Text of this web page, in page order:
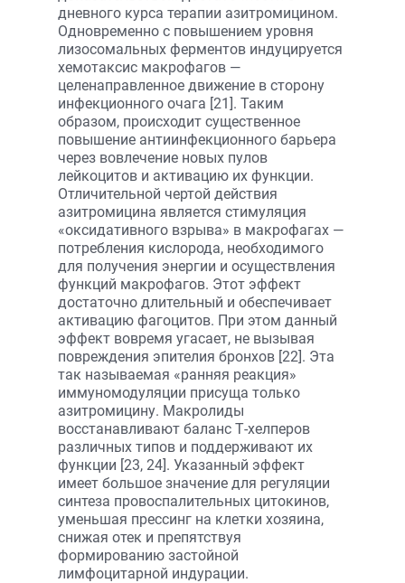
дневного курса терапии азитромицином.
Одновременно с повышением уровня
лизосомальных ферментов индуцируется
хемотаксис макрофагов —
целенаправленное движение в сторону
инфекционного очага [21]. Таким
образом, происходит существенное
повышение антиинфекционного барьера
через вовлечение новых пулов
лейкоцитов и активацию их функции.
Отличительной чертой действия
азитромицина является стимуляция
«оксидативного взрыва» в макрофагах —
потребления кислорода, необходимого
для получения энергии и осуществления
функций макрофагов. Этот эффект
достаточно длительный и обеспечивает
активацию фагоцитов. При этом данный
эффект вовремя угасает, не вызывая
повреждения эпителия бронхов [22]. Эта
так называемая «ранняя реакция»
иммуномодуляции присуща только
азитромицину. Макролиды
восстанавливают баланс Т-хелперов
различных типов и поддерживают их
функции [23, 24]. Указанный эффект
имеет большое значение для регуляции
синтеза провоспалительных цитокинов,
уменьшая прессинг на клетки хозяина,
снижая отек и препятствуя
формированию застойной
лимфоцитарной индурации.